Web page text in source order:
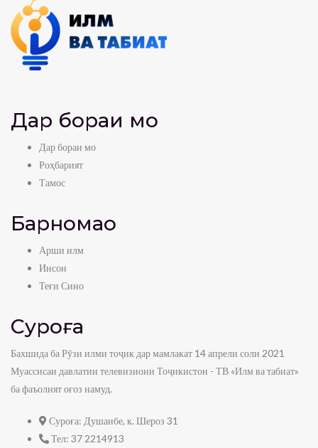
Дар бораи мо
Дар бораи мо
Роҳбарият
Тамос
Барномаҳо
Арши илм
Инсон
Теғи Сино
Суроға
Бахшида ба Рӯзи илми тоҷик дар мамлакат 14 апрели соли 2021
Муассисаи давлатии телевизиони Тоҷикистон - ТВ «Илм ва табиат»
ба фаъолият оғоз намуд.
Суроға: Душанбе, к. Шероз 31
Тел: 37 2214913